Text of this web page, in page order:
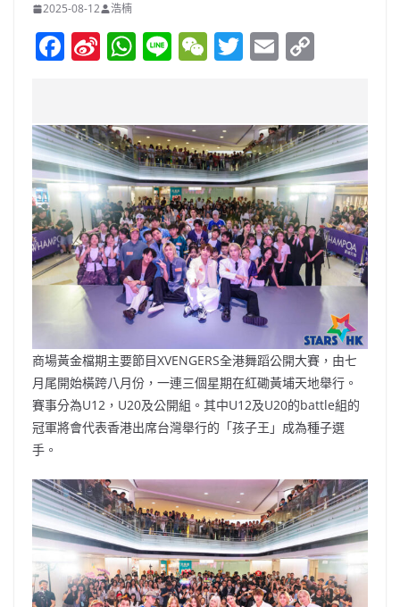
2025-08-12 浩楠
F
e
b
o
o
k
Si
W
ei
b
o
W
s
A
p
p
Li W
h
at
T
er
E
l y
Li
n
k
商場黃金檔期主要節目XVENGERS全港舞蹈公開大賽，由七
月尾開始橫跨八月份，一連三個星期在紅磡黃埔天地舉行。
賽事分為U12，U20及公開組。其中U12及U20的battle組的
冠軍將會代表香港出席台灣舉行的「孩子王」成為種子選
手。